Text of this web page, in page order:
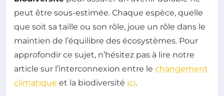
peut être sous-estimée. Chaque espèce, quelle
que soit sa taille ou son rôle, joue un rôle dans le
maintien de l’équilibre des écosystèmes. Pour
approfondir ce sujet, n’hésitez pas à lire notre
article sur l’interconnexion entre le changement
climatique et la biodiversité ici.